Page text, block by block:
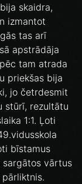
skaidra,
izmantot
tas arī
apstrādāja
tam atrada
priekšas bija
jo četrdesmit
stūrī, rezultātu
1:1. Ļoti
bīstamus
sargātos vārtus